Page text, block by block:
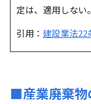
定は、適用しない。
引用： 建設業法22
■産業廃棄物